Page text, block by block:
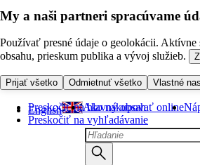
My a naši partneri spracúvame
Používať presné údaje o geolokácii.
obsahu, prieskum publika a vývoj služieb.
Prijať všetko Odmietnuť všetko Vlastné
Preskočiť na hlavný obsah
Preskočiť na vyhľadávanie
English Ako nakupovať online